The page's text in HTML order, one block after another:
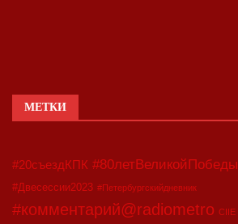
МЕТКИ
#20съездКПК #80летВеликойПобеды
#Двесессии2023 #Петербургскийдневник
#комментарий@radiometro CIIE